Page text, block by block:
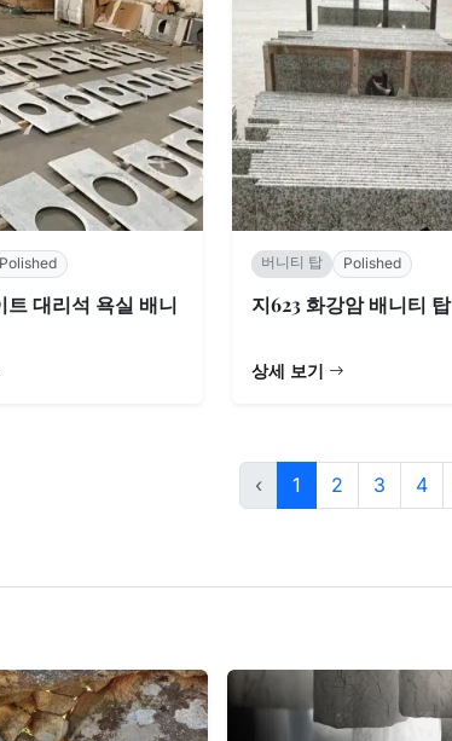
Polished
트 대리석 욕실 배니
버니티 탑 Polished
지623 화강암 배니티 탑
상세 보기
‹ 1 2 3 4